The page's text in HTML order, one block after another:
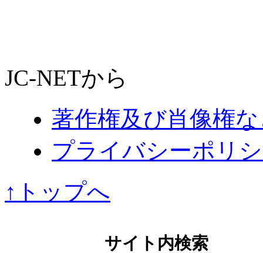
JC-NETから
著作権及び肖像権
プライバシーポリ
↑トップへ
サイト内検索